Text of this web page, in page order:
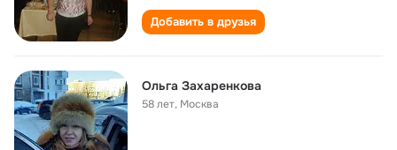
Добавить в друзья
Ольга Захаренкова
58 лет, Москва